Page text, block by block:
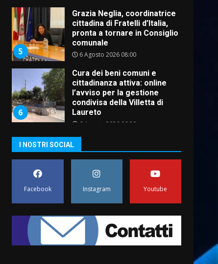
5
Grazia Neglia, coordinatrice
cittadina di Fratelli d’Italia,
pronta a tornare in Consiglio
comunale
6 Agosto 2026 08:00
6
Cura dei beni comuni e
cittadinanza attiva: online
l’avviso per la gestione
condivisa della Villetta di
Laureto
6 Agosto 2026 06:20
prima assoluta de “L’Albergo
Belvedere. Il rapimento”
6 Agosto 2026 06:15
appuntamento con “Fasano in
Banda”
7 Agosto 2026 06:05
I NOSTRI SOCIAL
Facebook Instagram Youtube